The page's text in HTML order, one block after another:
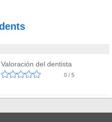
Valoración del dentista
0 / 5